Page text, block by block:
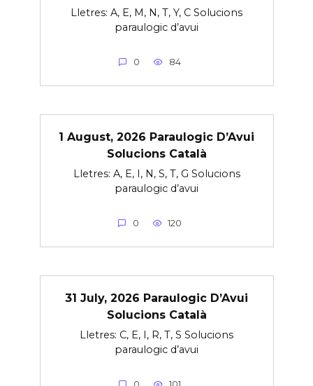
Lletres: A, E, M, N, T, Y, C Solucions
paraulogic d’avui
0 84
1 August, 2026 Paraulogic D’Avui
Solucions Català
Lletres: A, E, I, N, S, T, G Solucions
paraulogic d’avui
0 120
31 July, 2026 Paraulogic D’Avui
Solucions Català
Lletres: C, E, I, R, T, S Solucions
paraulogic d’avui